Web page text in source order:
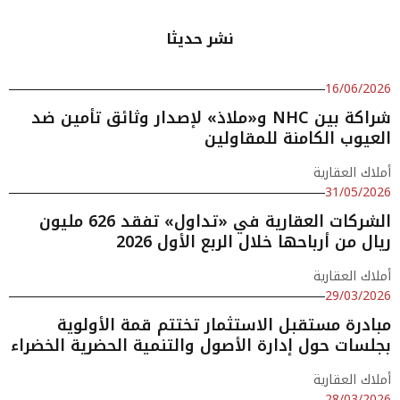
نشر حديثا
16/06/2026
شراكة بين NHC و«ملاذ» لإصدار وثائق تأمين ضد
العيوب الكامنة للمقاولين
أملاك العقارية
31/05/2026
الشركات العقارية في «تداول» تفقد 626 مليون
ريال من أرباحها خلال الربع الأول 2026
أملاك العقارية
29/03/2026
مبادرة مستقبل الاستثمار تختتم قمة الأولوية
بجلسات حول إدارة الأصول والتنمية الحضرية الخضراء
أملاك العقارية